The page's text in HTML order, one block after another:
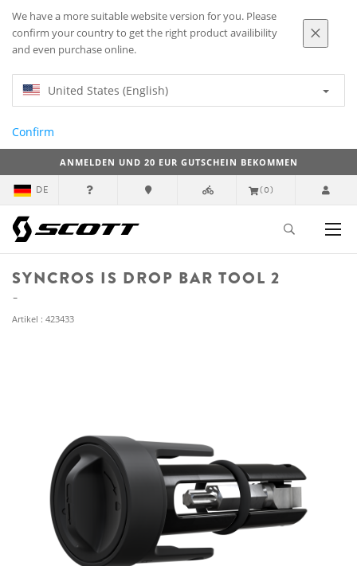
We have a more suitable website version for you. Please
confirm your country to get the right product availibility
and even purchase online.
United States (English)
Confirm
ANMELDEN UND 20 EUR GUTSCHEIN BEKOMMEN
DE (0)
SYNCROS IS DROP BAR TOOL 2
Artikel : 423433